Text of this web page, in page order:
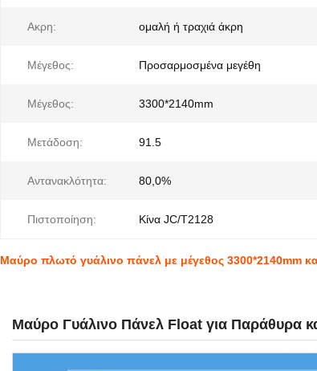
Ακρη: ομαλή ή τραχιά άκρη
Μέγεθος: Προσαρμοσμένα μεγέθη
Μέγεθος: 3300*2140mm
Μετάδοση: 91.5
Αντανακλότητα: 80,0%
Πιστοποίηση: Κίνα JC/T2128
Μαύρο πλωτό γυάλινο πάνελ με μέγεθος 3300*2140mm
Μαύρο Γυάλινο Πάνελ Float για Παράθυρα